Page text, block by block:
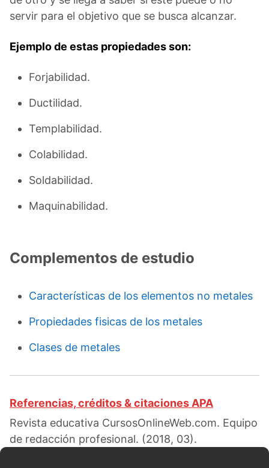
servir para el objetivo que se busca alcanzar.
Ejemplo de estas propiedades son:
Forjabilidad.
Ductilidad.
Templabilidad.
Colabilidad.
Soldabilidad.
Maquinabilidad.
Complementos de estudio
Características de los elementos no metales
Propiedades fisicas de los metales
Clases de metales
Referencias, créditos & citaciones APA
Revista educativa CursosOnlineWeb.com. Equipo
de redacción profesional. (2018, 03).